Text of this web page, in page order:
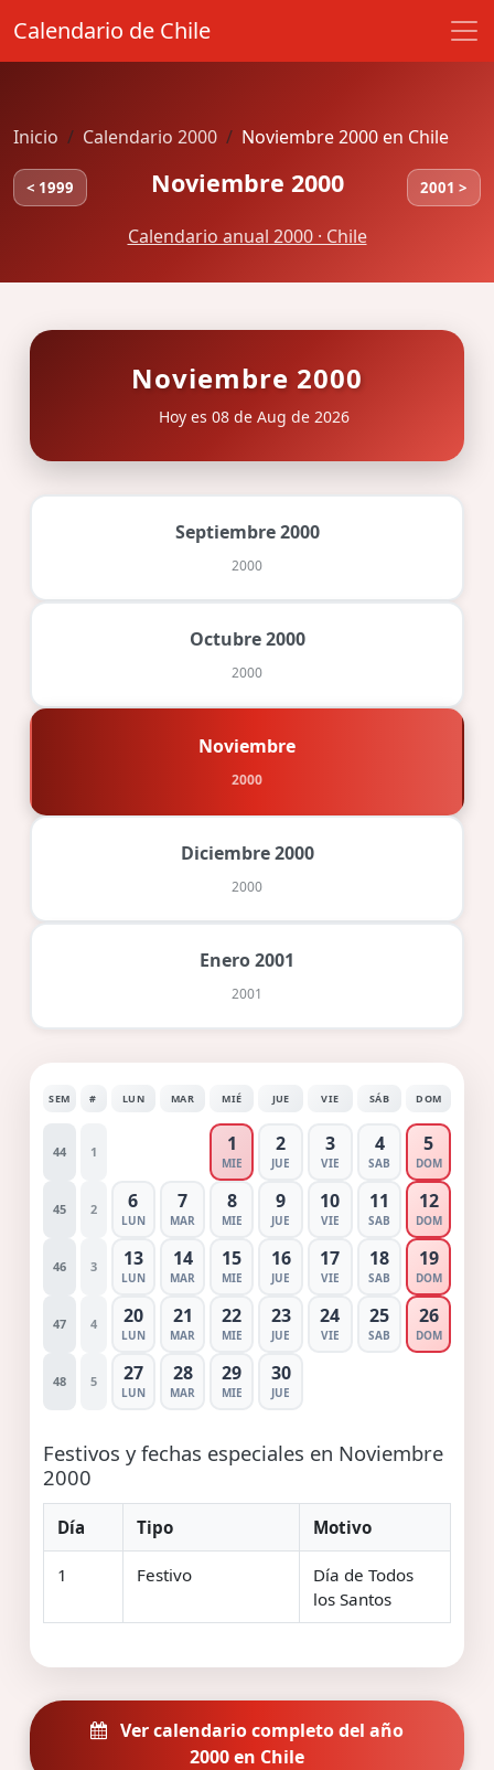
Calendario de Chile
Inicio Calendario 2000 Noviembre 2000 en Chile
< 1999 Noviembre 2000 2001 >
Calendario anual 2000 · Chile
Noviembre 2000
Hoy es 08 de Aug de 2026
Septiembre 2000
2000
Octubre 2000
2000
Noviembre
2000
Diciembre 2000
2000
Enero 2001
2001
SEM # LUN MAR MIÉ JUE VIE SÁB DOM
44 1 1
MIE
2
JUE
3
VIE
4
SAB
5
DOM
45 2 6
LUN
7
MAR
8
MIE
9
JUE
10
VIE
11
SAB
12
DOM
46 3 13
LUN
14
MAR
15
MIE
16
JUE
17
VIE
18
SAB
19
DOM
47 4 20
LUN
21
MAR
22
MIE
23
JUE
24
VIE
25
SAB
26
DOM
48 5 27
LUN
28
MAR
29
MIE
30
JUE
Festivos y fechas especiales en Noviembre
2000
Día Tipo Motivo
1 Festivo
Día de Todos
los Santos
Ver calendario completo del año
2000 en Chile